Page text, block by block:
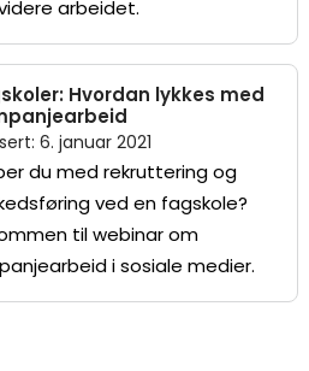
arbeidet.
Hvordan lykkes med
: 6. januar 2021
du med rekruttering og
ved en fagskole?
til webinar om
i sosiale medier.